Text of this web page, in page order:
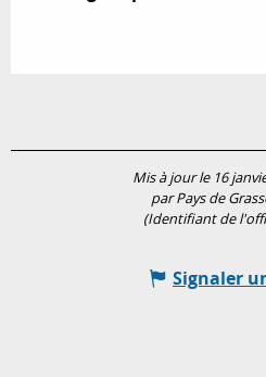
Mis à jour le 16
par Pays de
(Identifiant de
Signaler